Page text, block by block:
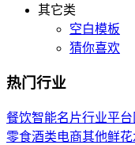
其它类
空白模板
猜你喜欢
热门行业
餐饮智能名片行业平台
零食酒类电商其他鲜花